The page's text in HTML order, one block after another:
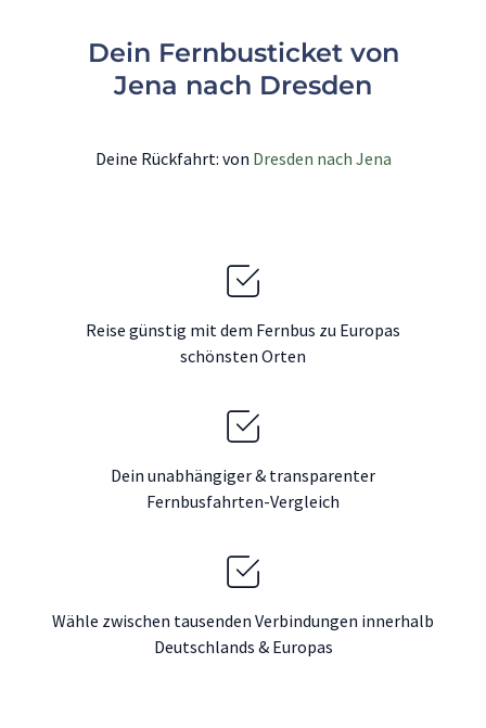
Dein Fernbusticket von
Jena nach Dresden
Deine Rückfahrt: von Dresden nach Jena
Reise günstig mit dem Fernbus zu Europas
schönsten Orten
Dein unabhängiger & transparenter
Fernbusfahrten-Vergleich
Wähle zwischen tausenden Verbindungen innerhalb
Deutschlands & Europas